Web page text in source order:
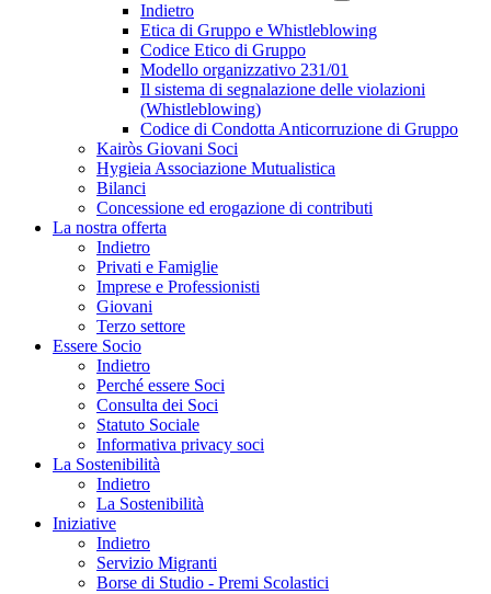
Indietro
Etica di Gruppo e Whistleblowing
Codice Etico di Gruppo
Modello organizzativo 231/01
Il sistema di segnalazione delle violazioni
(Whistleblowing)
Codice di Condotta Anticorruzione di Gruppo
Kairòs Giovani Soci
Hygieia Associazione Mutualistica
Bilanci
Concessione ed erogazione di contributi
La nostra offerta
Indietro
Privati e Famiglie
Imprese e Professionisti
Giovani
Terzo settore
Essere Socio
Indietro
Perché essere Soci
Consulta dei Soci
Statuto Sociale
Informativa privacy soci
La Sostenibilità
Indietro
La Sostenibilità
Iniziative
Indietro
Servizio Migranti
Borse di Studio - Premi Scolastici